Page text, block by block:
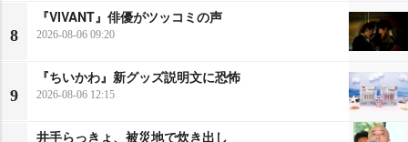
8
『VIVANT』俳優がツッコミの声
2026-08-06 09:20
9
『ちいかわ』新グッズ説明文に恐怖
2026-08-06 12:15
井手らっきょ、被災地で炊き出し